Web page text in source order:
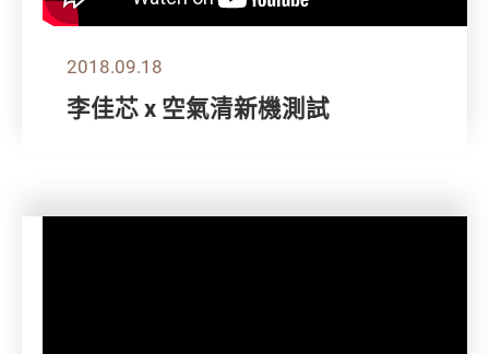
2018.09.18
李佳芯 x 空氣清新機測試